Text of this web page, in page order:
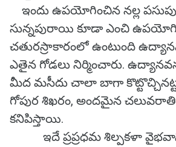
ఇందు ఉపయోగించిన నల్ల పసుపు
సున్నపురాయి కూడా ఎంచి
చతురస్రాకారంలో ఉంటుంది
ఎతైన గోడలు నిర్మించారు.
మీద మసీదు చాలా బాగా కొట్టొచ్చినట్టు
గోపుర శిఖరం, అందమైన చలువరాతి
కనిపిస్తాయి.
ఇదే ప్రప్రధమ శిల్పకళా